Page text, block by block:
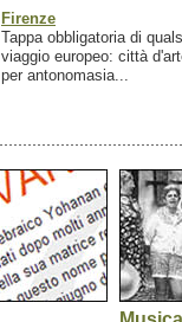
Firenze
Tappa obbligatoria di
viaggio europeo: città
per antonomasia...